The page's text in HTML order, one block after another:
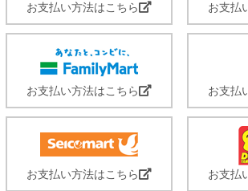
お支払い方法はこちら お支払
お支払い方法はこちら お支払
お支払い方法はこちら お支払